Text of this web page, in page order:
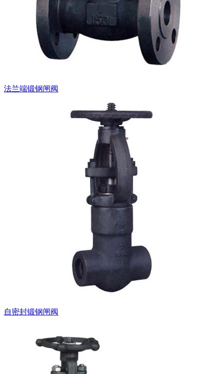
法兰端锻钢闸阀
自密封锻钢闸阀